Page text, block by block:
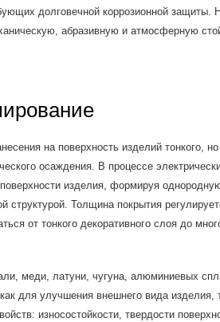
долговечной коррозионной защиты.
абразивную и атмосферную
на поверхность изделий тонкого,
осаждения. В процессе
изделия, формируя
структурой. Толщина покрытия
от тонкого декоративного слоя до
меди, латуни, чугуна, алюминиевых
для улучшения внешнего вида изделия,
износостойкости, твердости